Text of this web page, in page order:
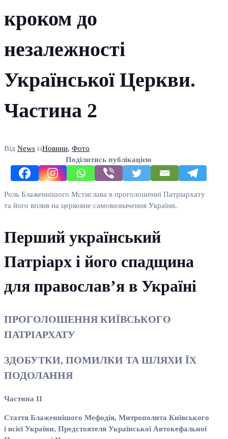
кроком до
незалежності
Української Церкви.
Частина 2
Від News ізНовини, Фото
Поділитись публікацією
Роль Блаженнішого Мстислава в проголошенні Патріархату
та його вплив на церковне самовизначення України.
Перший український
Патріарх і його спадщина
для православ’я в Україні
ПРОГОЛОШЕННЯ КИЇВСЬКОГО
ПАТРІАРХАТУ
ЗДОБУТКИ, ПОМИЛКИ ТА ШЛЯХИ ЇХ
ПОДОЛАННЯ
Частина II
Стаття Блаженнішого Мефодія, Митрополита Київського
і всієї України, Предстоятеля Української Автокефальної